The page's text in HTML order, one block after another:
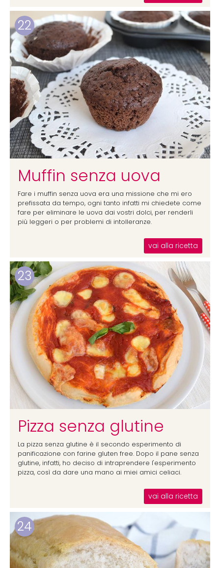
22
Muffin senza uova
Fare i muffin senza uova era una missione che mi ero
prefissata da tempo, ogni tanto infatti mi chiedete come
fare per eliminare le uova dai vostri dolci, per renderli
più leggeri o per problemi di intolleranze.
vai alla ricetta
23
Pizza senza glutine
La pizza senza glutine è il secondo esperimento di
panificazione con farine gluten free. Dopo il pane senza
glutine, infatti, ho deciso di intraprendere l'esperimento
pizza, così da dare una mano ai miei amici celiaci.
vai alla ricetta
24